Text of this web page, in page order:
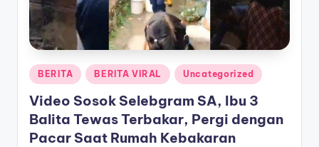
T
e
k
n
Posted
in
BERITA BERITA VIRAL Uncategorized
Video Sosok Selebgram SA, Ibu 3
Balita Tewas Terbakar, Pergi dengan
Pacar Saat Rumah Kebakaran